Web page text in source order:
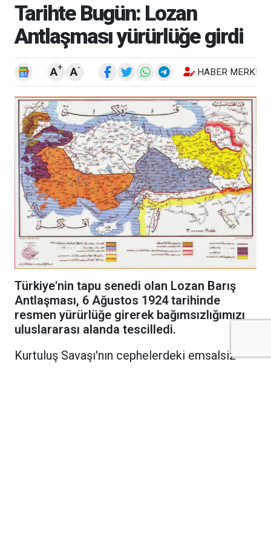
Tarihte Bugün: Lozan
Antlaşması yürürlüğe girdi
A+ A- HABER MERKEZI
Türkiye'nin tapu senedi olan Lozan Barış
Antlaşması, 6 Ağustos 1924 tarihinde
resmen yürürlüğe girerek bağımsızlığımızı
uluslararası alanda tescilledi.
Kurtuluş Savaşı'nın cephelerdeki emsalsiz